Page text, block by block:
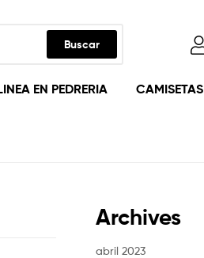
Buscar
EN PEDRERIA CAMISETAS
Archives
abril 2023